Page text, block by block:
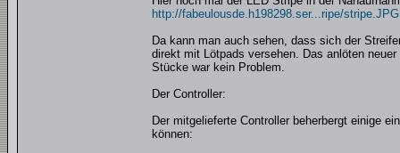
http://fabeulousde.h198298.ser...ripe/stripe.JPG
Da kann man auch sehen, dass sich der
direkt mit Lötpads versehen. Das anlöten
Stücke war kein Problem.
Der Controller:
Der mitgelieferte Controller beherbergt einige
können: